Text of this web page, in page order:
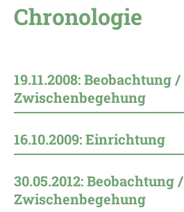
Chronologie
19.11.2008: Beobachtung /
Zwischenbegehung
16.10.2009: Einrichtung
30.05.2012: Beobachtung /
Zwischenbegehung